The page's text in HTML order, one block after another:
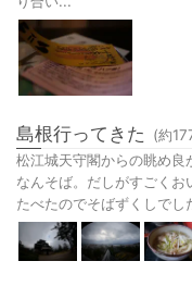
島根行ってきた (約
松江城天守閣からの眺め
なんそば。だしがすごく
たべたのでそばずくしでし